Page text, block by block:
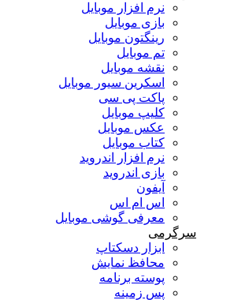
نرم افزار موبایل
بازی موبایل
رینگتون موبایل
تم موبایل
نقشه موبایل
اسکرین سیور موبایل
پاکت پی سی
کلیپ موبایل
عکس موبایل
کتاب موبایل
نرم افزار اندروید
بازی اندروید
آیفون
اس ام اس
معرفی گوشی موبایل
سرگرمی
ابزار دسکتاپ
محافظ نمایش
پوسته برنامه
پس زمینه